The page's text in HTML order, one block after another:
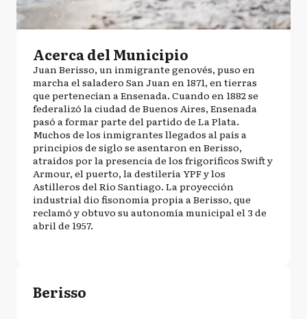
Acerca del Municipio
Juan Berisso, un inmigrante genovés, puso en
marcha el saladero San Juan en 1871, en tierras
que pertenecían a Ensenada. Cuando en 1882 se
federalizó la ciudad de Buenos Aires, Ensenada
pasó a formar parte del partido de La Plata.
Muchos de los inmigrantes llegados al país a
principios de siglo se asentaron en Berisso,
atraídos por la presencia de los frigoríficos Swift y
Armour, el puerto, la destilería YPF y los
Astilleros del Río Santiago. La proyección
industrial dio fisonomía propia a Berisso, que
reclamó y obtuvo su autonomía municipal el 3 de
abril de 1957.
Berisso